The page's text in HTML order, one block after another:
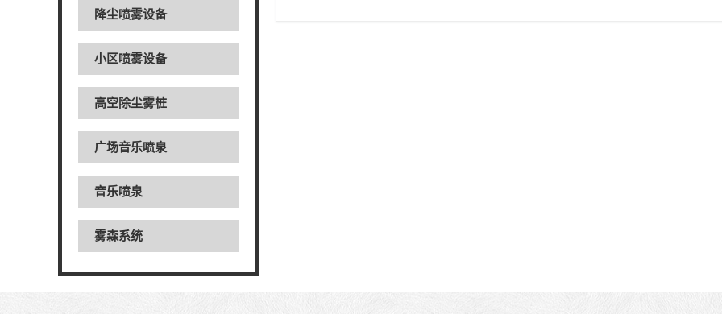
降尘喷雾设备
小区喷雾设备
高空除尘雾桩
广场音乐喷泉
音乐喷泉
雾森系统